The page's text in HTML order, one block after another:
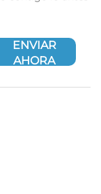
ENVIAR
AHORA